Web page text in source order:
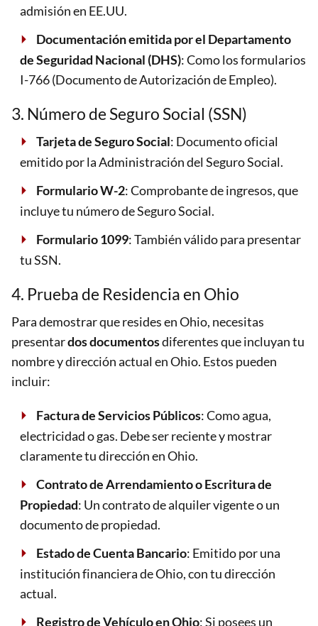
admisión en EE.UU.
Documentación emitida por el Departamento
de Seguridad Nacional (DHS): Como los formularios
I-766 (Documento de Autorización de Empleo).
3. Número de Seguro Social (SSN)
Tarjeta de Seguro Social: Documento oficial
emitido por la Administración del Seguro Social.
Formulario W-2: Comprobante de ingresos, que
incluye tu número de Seguro Social.
Formulario 1099: También válido para presentar
tu SSN.
4. Prueba de Residencia en Ohio
Para demostrar que resides en Ohio, necesitas
presentardos documentosdiferentes que incluyan tu
nombre y dirección actual en Ohio. Estos pueden
incluir:
Factura de Servicios Públicos: Como agua,
electricidad o gas. Debe ser reciente y mostrar
claramente tu dirección en Ohio.
Contrato de Arrendamiento o Escritura de
Propiedad: Un contrato de alquiler vigente o un
documento de propiedad.
Estado de Cuenta Bancario: Emitido por una
institución financiera de Ohio, con tu dirección
actual.
Registro de Vehículo en Ohio: Si posees un